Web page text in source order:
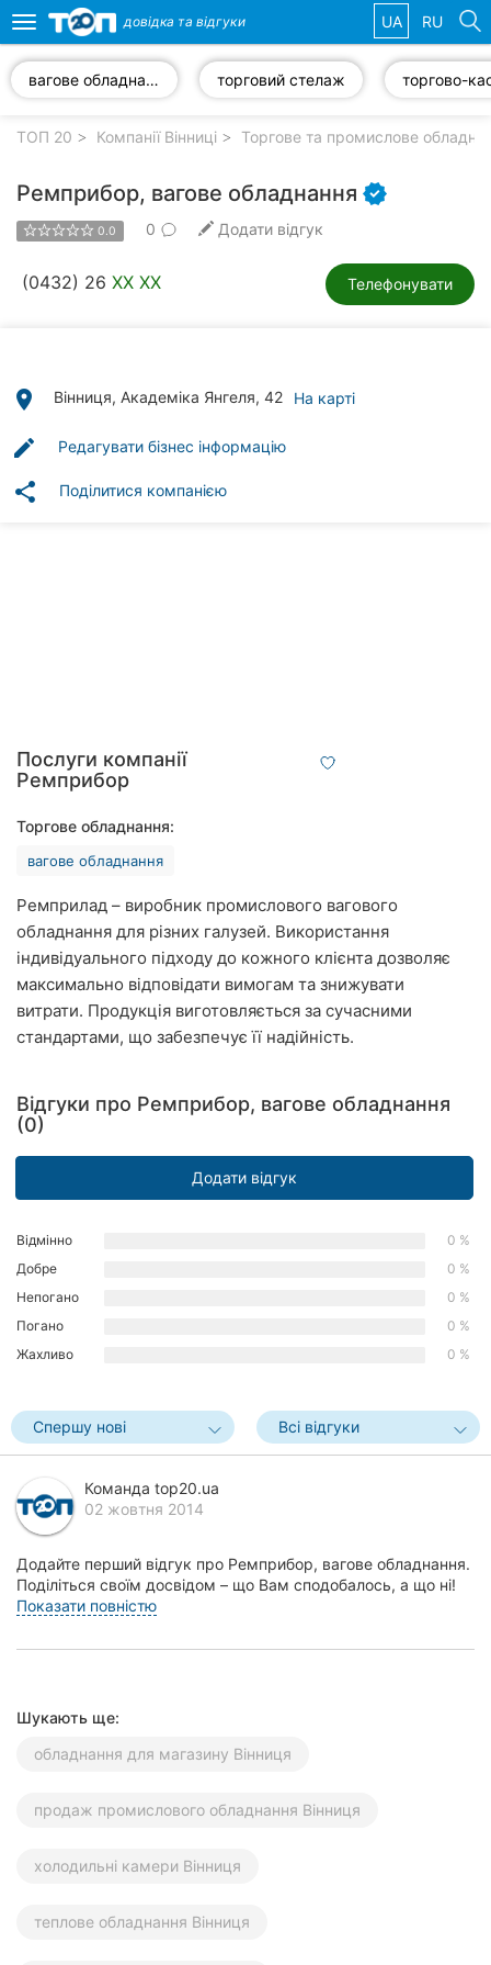
компанії
клініки
Автошколи
Всі
міста:
Житомир
Тернопіль
Хмельницький
Рівне
Кропивницький
Запоріжжя
Львів
Миколаїв
Херсон
Чернігів
Франківськ
Toggle
navigation
довідка та відгуки UA RU
вагове обладнання торговий стелаж
ТОП 20 Компанії Вінниці Торгове та промислове
Ремприбор, вагове обладнання
0.0 0 Додати відгук
(0432) 26 XX XX Телефонувати
place Вінниця, Академіка Янгеля, 42 На карті
edit Редагувати бізнес інформацію
share Поділитися компанією
Послуги компанії
Ремприбор
Торгове обладнання:
вагове обладнання
Ремприлад – виробник промислового вагового
обладнання для різних галузей. Використання
індивідуального підходу до кожного клієнта дозволяє
максимально відповідати вимогам та знижувати
витрати. Продукція виготовляється за сучасними
стандартами, що забезпечує її надійність.
Відгуки про Ремприбор, вагове обладнання
(0)
Додати відгук
Відмінно
0 %
Добре
0 %
Непогано
0 %
Погано
0 %
Жахливо
0 %
Спершу нові Всі відгуки
Команда top20.ua
02 жовтня 2014
Додайте перший відгук про Ремприбор, вагове обладнання.
Поділіться своїм досвідом – що Вам сподобалось, а що ні!
Це допоможе іншим жителям Вінниці зро...
Показати повністю
Шукають ще:
обладнання для магазину Вінниця
продаж промислового обладнання Вінниця
холодильні камери Вінниця
теплове обладнання Вінниця